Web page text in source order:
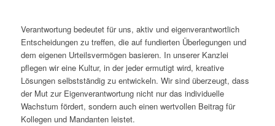
Verantwortung bedeutet für uns, aktiv und eigenverantwortlich
Entscheidungen zu treffen, die auf fundierten Überlegungen und
dem eigenen Urteilsvermögen basieren. In unserer Kanzlei
pflegen wir eine Kultur, in der jeder ermutigt wird, kreative
Lösungen selbstständig zu entwickeln. Wir sind überzeugt, dass
der Mut zur Eigenverantwortung nicht nur das individuelle
Wachstum fördert, sondern auch einen wertvollen Beitrag für
Kollegen und Mandanten leistet.